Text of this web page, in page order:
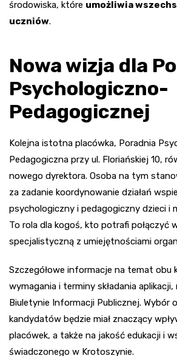
środowiska, które umożliwia
uczniów.
Nowa wizja dla
Psychologiczno-
Pedagogicznej
Kolejna istotna placówka, Poradnia
Pedagogiczna przy ul. Floriańskiej 10,
nowego dyrektora. Osoba na tym
za zadanie koordynowanie działań
psychologiczny i pedagogiczny dzieci i
To rola dla kogoś, kto potrafi połączyć
specjalistyczną z umiejętnościami
Szczegółowe informacje na temat obu
wymagania i terminy składania
Biuletynie Informacji Publicznej. Wybór
kandydatów będzie miał znaczący
placówek, a także na jakość edukacji i
świadczonego w Krotoszynie.